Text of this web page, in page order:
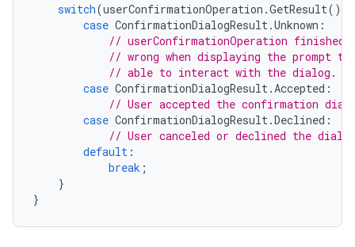
switch(userConfirmationOperation .GetResult())
case ConfirmationDialogResult .Unknown :
// userConfirmationOperation finished
// wrong when displaying the prompt
// able to interact with the dialog.
case ConfirmationDialogResult . Accepted :
// User accepted the confirmation
case ConfirmationDialogResult .Declined :
// User canceled or declined the
default :
break ;
}
}